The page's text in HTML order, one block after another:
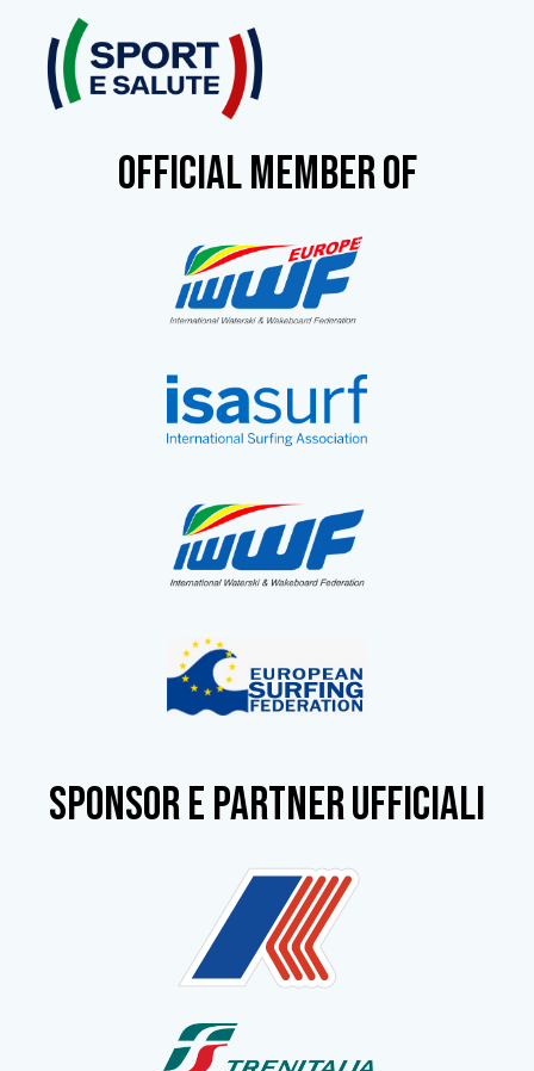
OFFICIAL MEMBER OF
SPONSOR e partner ufficiali